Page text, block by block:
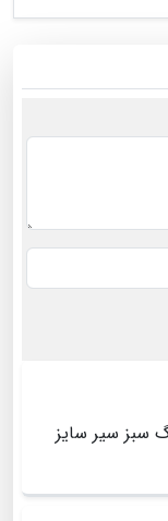
سبز سیر سایز